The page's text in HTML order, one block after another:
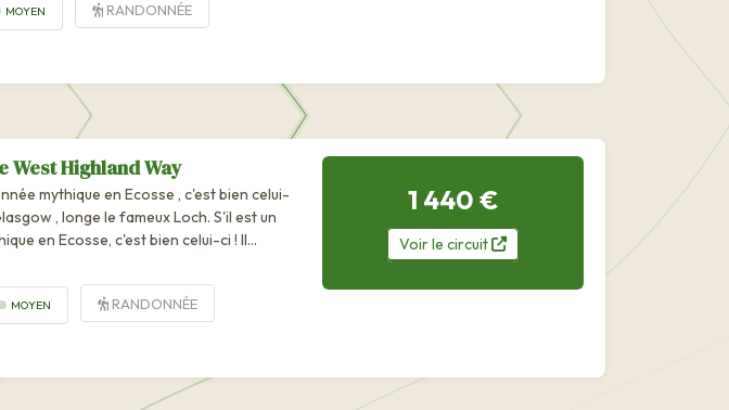
MOYEN RANDONNÉE
West Highland Way
Ecosse , c'est bien celui-
en Ecosse, c'est bien celui-ci ! Il
MOYEN RANDONNÉE
1 440 €
Voirle circuit